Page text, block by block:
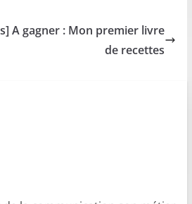
A gagner : Mon premier livre
de recettes